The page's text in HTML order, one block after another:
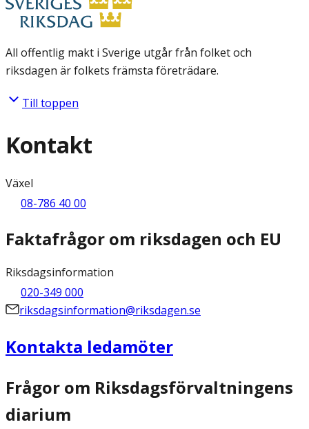
All offentlig makt i Sverige utgår från folket och
riksdagen är folkets främsta företrädare.
Till toppen
Kontakt
Växel
08-786 40 00
Faktafrågor om riksdagen och EU
Riksdagsinformation
020-349 000
riksdagsinformation@riksdagen.se
Kontakta ledamöter
Frågor om Riksdagsförvaltningens
diarium